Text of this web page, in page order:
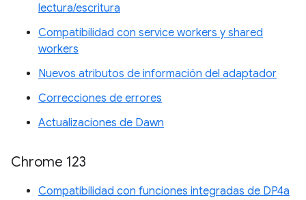
lectura/escritura
Compatibilidad con service workers y shared
workers
Nuevos atributos de información del adaptador
Correcciones de errores
Actualizaciones de Dawn
Chrome 123
Compatibilidad con funciones integradas de DP4a